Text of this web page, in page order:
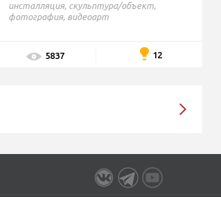
инсталляция, скульптура/объект,
фотография, видеоарт
5837 12